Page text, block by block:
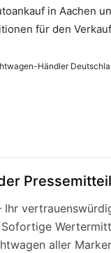
in Aachen
für den
Händler
Ihr
aller